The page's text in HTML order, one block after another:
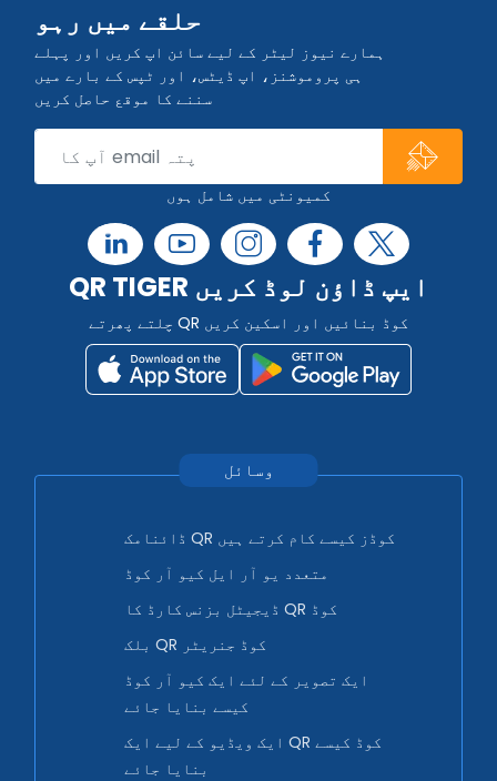
حلقے میں رہو
ہمارے نیوز لیٹر کے لیے سائن اپ کریں اور پہلے
ہی پروموشنز، اپ ڈیٹس، اور ٹپس کے بارے میں
سننے کا موقع حاصل کریں
کمیونٹی میں شامل ہوں
QR TIGER ایپ ڈاؤن لوڈ کریں
چلتے پھرتے QR کوڈ بنائیں اور اسکین کریں
وسائل
ڈائنامک QR کوڈز کیسے کام کرتے ہیں
متعدد یو آر ایل کیو آر کوڈ
ڈیجیٹل بزنس کارڈ کا QR کوڈ
بلک QR کوڈ جنریٹر
ایک تصویر کے لئے ایک کیو آر کوڈ
کیسے بنایا جائے
ایک ویڈیو کے لیے ایک QR کوڈ کیسے
بنایا جائے